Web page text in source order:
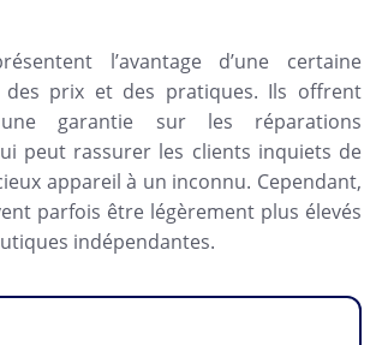
l’avantage d’une certaine
des prix et des pratiques. Ils offrent
une garantie sur les réparations
peut rassurer les clients inquiets de
appareil à un inconnu. Cependant,
parfois être légèrement plus élevés
indépendantes.